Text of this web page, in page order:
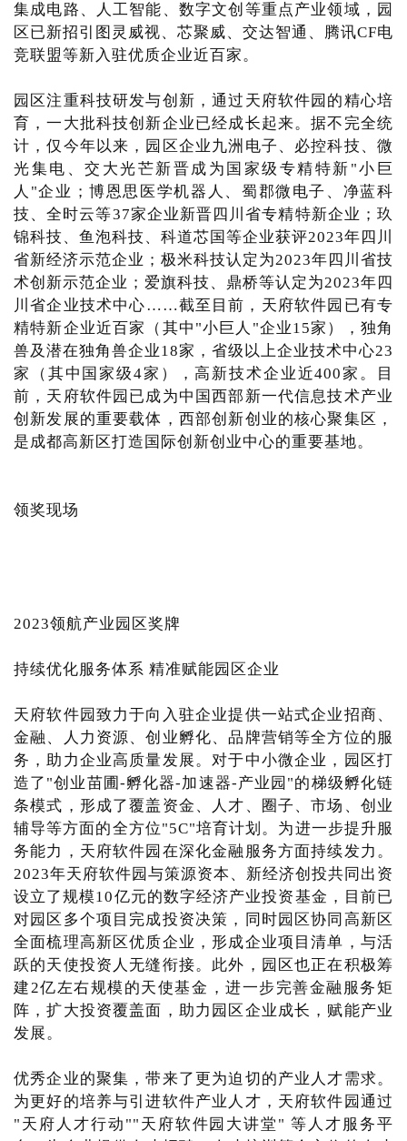
集成电路、人工智能、数字文创等重点产业领域，园
区已新招引图灵威视、芯聚威、交达智通、腾讯CF电
竞联盟等新入驻优质企业近百家。
园区注重科技研发与创新，通过天府软件园的精心培
育，一大批科技创新企业已经成长起来。据不完全统
计，仅今年以来，园区企业九洲电子、必控科技、微
光集电、交大光芒新晋成为国家级专精特新"小巨
人"企业；博恩思医学机器人、蜀郡微电子、净蓝科
技、全时云等37家企业新晋四川省专精特新企业；玖
锦科技、鱼泡科技、科道芯国等企业获评2023年四川
省新经济示范企业；极米科技认定为2023年四川省技
术创新示范企业；爱旗科技、鼎桥等认定为2023年四
川省企业技术中心……截至目前，天府软件园已有专
精特新企业近百家（其中"小巨人"企业15家），独角
兽及潜在独角兽企业18家，省级以上企业技术中心23
家（其中国家级4家），高新技术企业近400家。目
前，天府软件园已成为中国西部新一代信息技术产业
创新发展的重要载体，西部创新创业的核心聚集区，
是成都高新区打造国际创新创业中心的重要基地。
领奖现场
2023领航产业园区奖牌
持续优化服务体系 精准赋能园区企业
天府软件园致力于向入驻企业提供一站式企业招商、
金融、人力资源、创业孵化、品牌营销等全方位的服
务，助力企业高质量发展。对于中小微企业，园区打
造了"创业苗圃-孵化器-加速器-产业园"的梯级孵化链
条模式，形成了覆盖资金、人才、圈子、市场、创业
辅导等方面的全方位"5C"培育计划。为进一步提升服
务能力，天府软件园在深化金融服务方面持续发力。
2023年天府软件园与策源资本、新经济创投共同出资
设立了规模10亿元的数字经济产业投资基金，目前已
对园区多个项目完成投资决策，同时园区协同高新区
全面梳理高新区优质企业，形成企业项目清单，与活
跃的天使投资人无缝衔接。此外，园区也正在积极筹
建2亿左右规模的天使基金，进一步完善金融服务矩
阵，扩大投资覆盖面，助力园区企业成长，赋能产业
发展。
优秀企业的聚集，带来了更为迫切的产业人才需求。
为更好的培养与引进软件产业人才，天府软件园通过
"天府人才行动""天府软件园大讲堂" 等人才服务平